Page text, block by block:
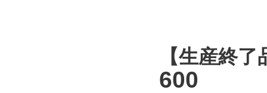
【生産終
600